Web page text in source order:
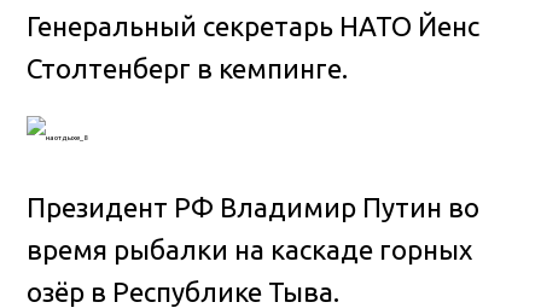
Генеральный секретарь НАТО Йенс
Столтенберг в кемпинге.
Президент РФ Владимир Путин во
время рыбалки на каскаде горных
озёр в Республике Тыва.